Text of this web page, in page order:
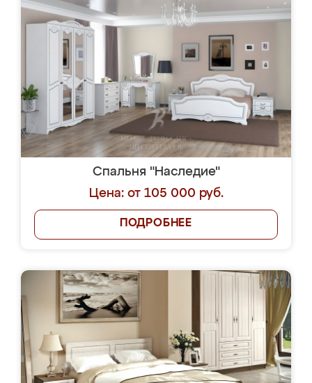
Спальня "Наследие"
Цена: от 105 000 руб.
ПОДРОБНЕЕ